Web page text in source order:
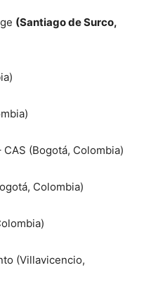
(Santiago de Surco,
(Bogotá, Colombia)
Colombia)
(Villavicencio,